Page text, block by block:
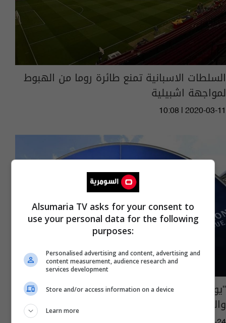
السلطات الاسبانية تمنع طائرة روما من الهبوط
لمواجهة اشبيلية
10:08 | 2020-03-11
"يويفا" يعلن عن ملاعب نهائي دوري الأبطال
والسوبر للاعوام الثلاثة المقبلة
Alsumaria TV asks for your consent to
use your personal data for the following
purposes:
Personalised advertising and content, advertising and
content measurement, audience research and
services development
Store and/or access information on a device
Learn more